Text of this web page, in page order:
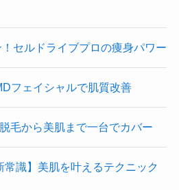
セルドライブプロの痩身パワー
フェイシャルで肌質改善
毛から美肌まで一台でカバー
常識】美肌を叶えるテクニック